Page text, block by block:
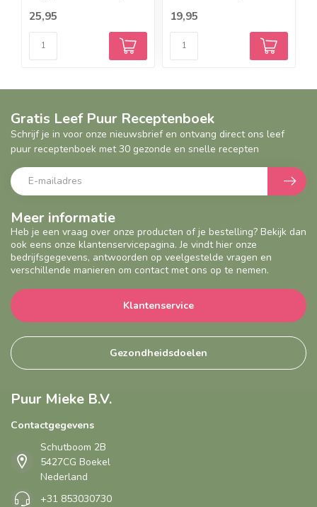
25,95 19,95
Meer informatie
Heb je een vraag over onze producten of je bestelling? Bekijk dan
ook eens onze klantenservicepagina. Je vindt hier onze
bedrijfsgegevens, antwoorden op veelgestelde vragen en
verschillende manieren om contact met ons op te nemen.
Klantenservice
Gezondheidsdoelen
Gratis Leef Puur Receptenboek
Schrijf je in voor onze nieuwsbrief en ontvang direct ons leef
puur receptenboek met 30 gezonde en snelle recepten
Puur Mieke B.V.
Contactgegevens
Schutboom 2B
5427CG Boekel
Nederland
+31 853030730